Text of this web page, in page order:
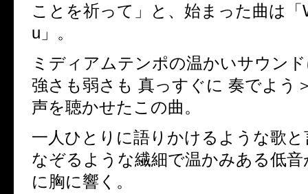
ことを祈って」と、始まった曲は「
u 」。
ミディアムテンポの温かいサウン
強さも弱さも 真っすぐに 奏でよう
声を聴かせたこの曲。
一人ひとりに語りかけるような歌と
なぞるような繊細で温かみある低
に胸に響く。